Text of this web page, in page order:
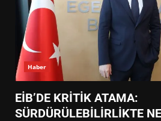
Haber
EİB’DE KRİTİK ATAMA:
SÜRDÜRÜLEBİLİRLİKTE